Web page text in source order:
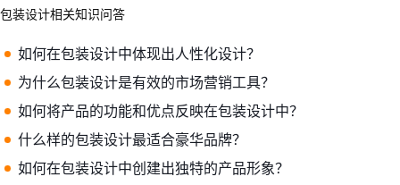
包装设计相关知识问答
如何在包装设计中体现出人性化设计？
为什么包装设计是有效的市场营销工具？
如何将产品的功能和优点反映在包装设计中？
什么样的包装设计最适合豪华品牌？
如何在包装设计中创建出独特的产品形象？